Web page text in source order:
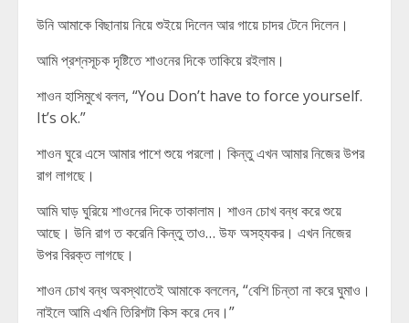
উনি আমাকে বিছানায় নিয়ে শুইয়ে দিলেন আর গায়ে চাদর টেনে দিলেন।
আমি প্রশ্নসূচক দৃষ্টিতে শাওনের দিকে তাকিয়ে রইলাম।
শাওন হাসিমুখে বলল, “You Don’t have to force yourself.
It’s ok.”
শাওন ঘুরে এসে আমার পাশে শুয়ে পরলো। কিন্তু এখন আমার নিজের উপর
রাগ লাগছে।
আমি ঘাড় ঘুরিয়ে শাওনের দিকে তাকালাম। শাওন চোখ বন্ধ করে শুয়ে
আছে। উনি রাগ ত করেনি কিন্তু তাও… উফ অসহ্যকর। এখন নিজের
উপর বিরক্ত লাগছে।
শাওন চোখ বন্ধ অবস্থাতেই আমাকে বললেন, “বেশি চিন্তা না করে ঘুমাও।
নাইলে আমি এখনি তিরিশটা কিস করে দেব।”